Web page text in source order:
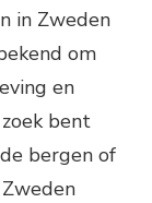
in Zweden
om
en
bent
bergen of